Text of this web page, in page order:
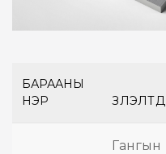
БАРААНЫ
НЭР
ҮЗҮҮЛЭЛТҮҮД
Гангын